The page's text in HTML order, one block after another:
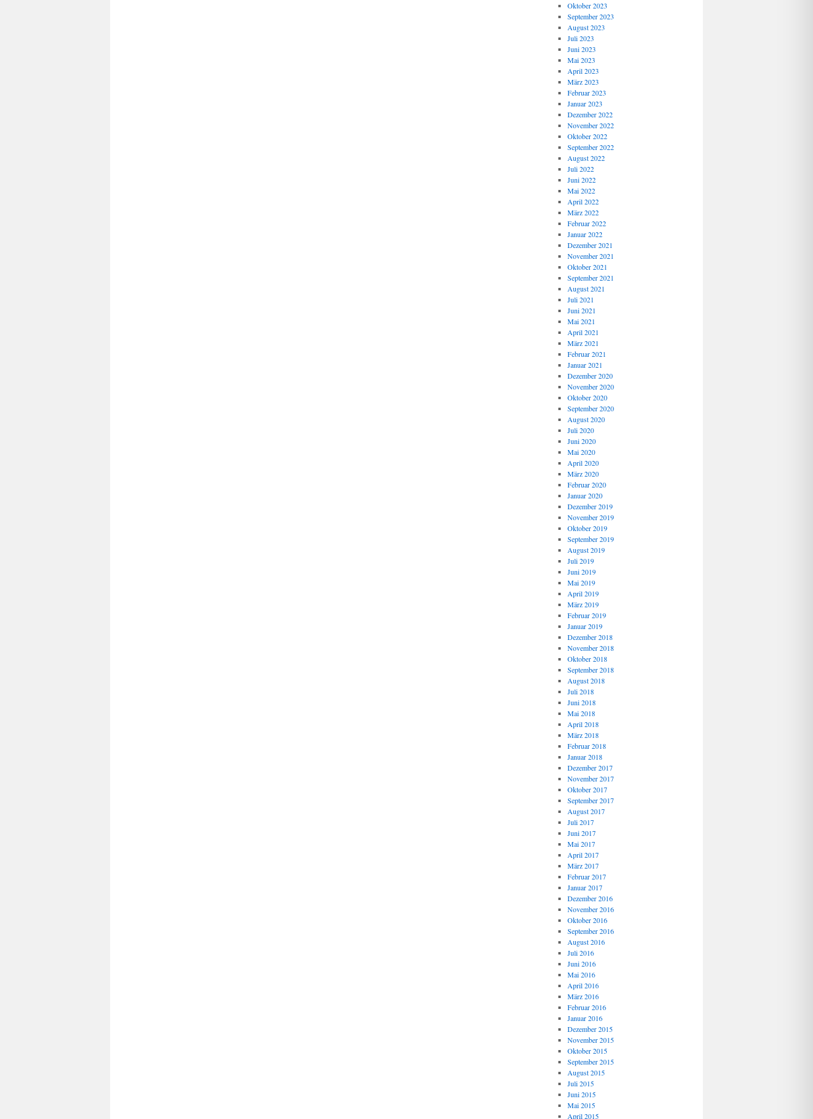
Oktober 2023
September 2023
August 2023
Juli 2023
Juni 2023
Mai 2023
April 2023
März 2023
Februar 2023
Januar 2023
Dezember 2022
November 2022
Oktober 2022
September 2022
August 2022
Juli 2022
Juni 2022
Mai 2022
April 2022
März 2022
Februar 2022
Januar 2022
Dezember 2021
November 2021
Oktober 2021
September 2021
August 2021
Juli 2021
Juni 2021
Mai 2021
April 2021
März 2021
Februar 2021
Januar 2021
Dezember 2020
November 2020
Oktober 2020
September 2020
August 2020
Juli 2020
Juni 2020
Mai 2020
April 2020
März 2020
Februar 2020
Januar 2020
Dezember 2019
November 2019
Oktober 2019
September 2019
August 2019
Juli 2019
Juni 2019
Mai 2019
April 2019
März 2019
Februar 2019
Januar 2019
Dezember 2018
November 2018
Oktober 2018
September 2018
August 2018
Juli 2018
Juni 2018
Mai 2018
April 2018
März 2018
Februar 2018
Januar 2018
Dezember 2017
November 2017
Oktober 2017
September 2017
August 2017
Juli 2017
Juni 2017
Mai 2017
April 2017
März 2017
Februar 2017
Januar 2017
Dezember 2016
November 2016
Oktober 2016
September 2016
August 2016
Juli 2016
Juni 2016
Mai 2016
April 2016
März 2016
Februar 2016
Januar 2016
Dezember 2015
November 2015
Oktober 2015
September 2015
August 2015
Juli 2015
Juni 2015
Mai 2015
April 2015